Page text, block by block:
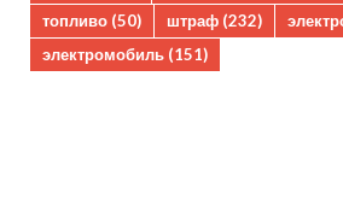
топливо (50) штраф (232)
электромобиль (151)